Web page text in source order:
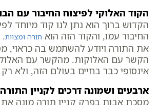
הקוד האלוקי לפיצוח החיבור עם
הקדוש ברוך הוא נתן לנו קוד מיוחד
החיבור עמו, והקוד הזה הוא תורה ומצוות.
את התורה ויודע להשתמש בה כראוי,
הקשר עם האלוקות. מהקשר עם
אינסופי כבר בחיים בעולם הזה, ולא
ארבעים ושמונה דרכים לקניין התורה
מסכת אבות בפרק קניין תורה מונה